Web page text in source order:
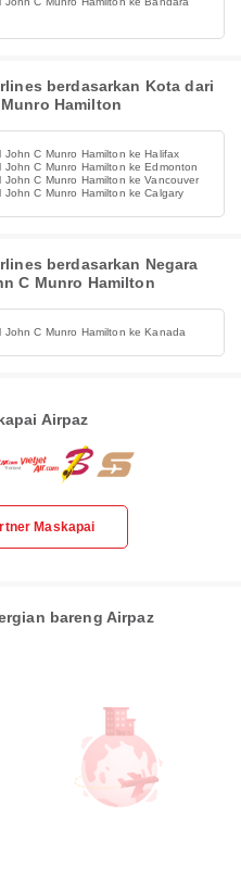
berdasarkan Kota dari
Hamilton
C Munro Hamilton ke Halifax
C Munro Hamilton ke Edmonton
C Munro Hamilton ke Vancouver
C Munro Hamilton ke Calgary
berdasarkan Negara
C Munro Hamilton
C Munro Hamilton ke Kanada
Airpaz
Maskapai
bareng Airpaz